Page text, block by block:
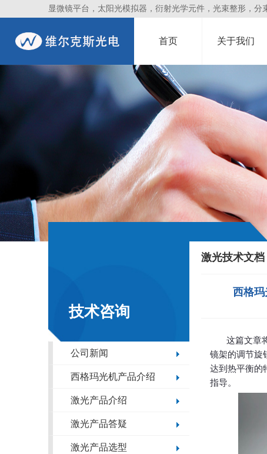
显微镜平台，太阳光模拟器，衍射光学元件，光束整形，分
首页 关于我们
技术咨询
公司新闻
西格玛光机产品介绍
激光产品介绍
激光产品答疑
激光产品选型
激光技术文档
西格
这篇文章
镜架的调节旋
达到热平衡的
指导。